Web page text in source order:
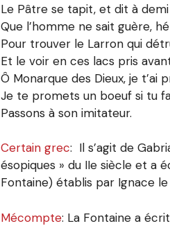
Le Pâtre se tapit, et dit à
Que l’homme ne sait guère,
Pour trouver le Larron qui
Et le voir en ces lacs pris
Ô Monarque des Dieux, je t’ai
Je te promets un boeuf si tu
Passons à son imitateur.
Certain grec: Il s’agit de
ésopiques » du IIe siècle et a
Fontaine) établis par Ignace
Mécompte: La Fontaine a